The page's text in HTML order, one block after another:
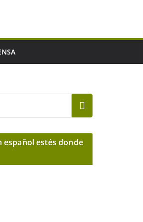
español estés donde